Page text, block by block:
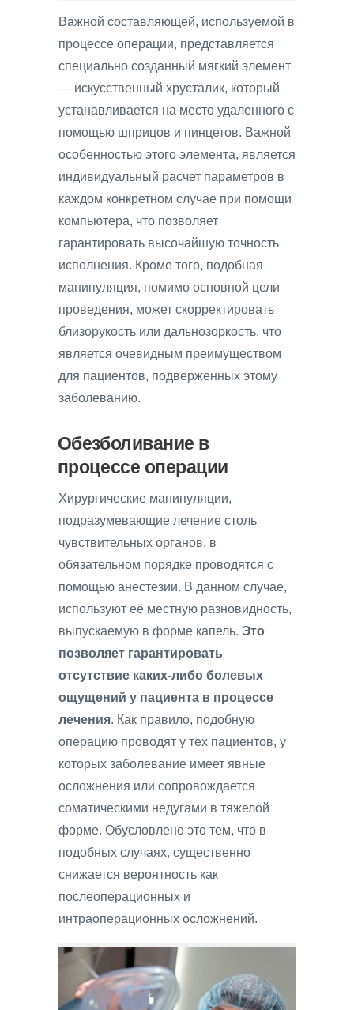
Важной составляющей, используемой в
процессе операции, представляется
специально созданный мягкий элемент
— искусственный хрусталик, который
устанавливается на место удаленного с
помощью шприцов и пинцетов. Важной
особенностью этого элемента, является
индивидуальный расчет параметров в
каждом конкретном случае при помощи
компьютера, что позволяет
гарантировать высочайшую точность
исполнения. Кроме того, подобная
манипуляция, помимо основной цели
проведения, может скорректировать
близорукость или дальнозоркость, что
является очевидным преимуществом
для пациентов, подверженных этому
заболеванию.
Обезболивание в
процессе операции
Хирургические манипуляции,
подразумевающие лечение столь
чувствительных органов, в
обязательном порядке проводятся с
помощью анестезии. В данном случае,
используют её местную разновидность,
выпускаемую в форме капель. Это
позволяет гарантировать
отсутствие каких-либо болевых
ощущений у пациента в процессе
лечения. Как правило, подобную
операцию проводят у тех пациентов, у
которых заболевание имеет явные
осложнения или сопровождается
соматическими недугами в тяжелой
форме. Обусловлено это тем, что в
подобных случаях, существенно
снижается вероятность как
послеоперационных и
интраоперационных осложнений.